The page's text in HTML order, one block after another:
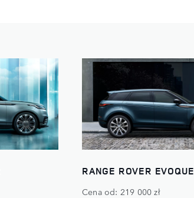
RANGE ROVER EVOQUE
Cena od: 219 000 zł